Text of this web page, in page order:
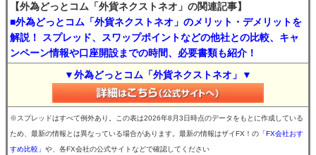
【外為どっとコム「外貨ネクストネオ」の関連記事】
■外為どっとコム「外貨ネクストネオ」のメリット・デメリットを
解説！ スプレッド、スワップポイントなどの他社との比較、キャ
ンペーン情報や口座開設までの時間、必要書類も紹介！
▼外為どっとコム「外貨ネクストネオ」▼
※スプレッドはすべて例外あり。この表は2026年8月3日時点のデータをもとに作成している
ため、最新の情報とは異なっている場合があります。最新の情報はザイFX！の 「FX会社おす
すめ比較」 や、各FX会社の公式サイトなどで確認してください